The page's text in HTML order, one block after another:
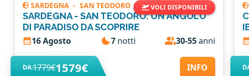
VOLI DISPONIBILI
SARDEGNA - SAN TEODORO
SARDEGNA - SAN TEODORO: UN ANGOLO
DI PARADISO DA SCOPRIRE
16 Agosto 7notti 30-55anni
DA:1779€1579€ INFO